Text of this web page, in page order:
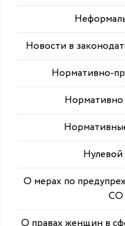
Новости в
Нормативно-
Нормативно
О мерах по
СО